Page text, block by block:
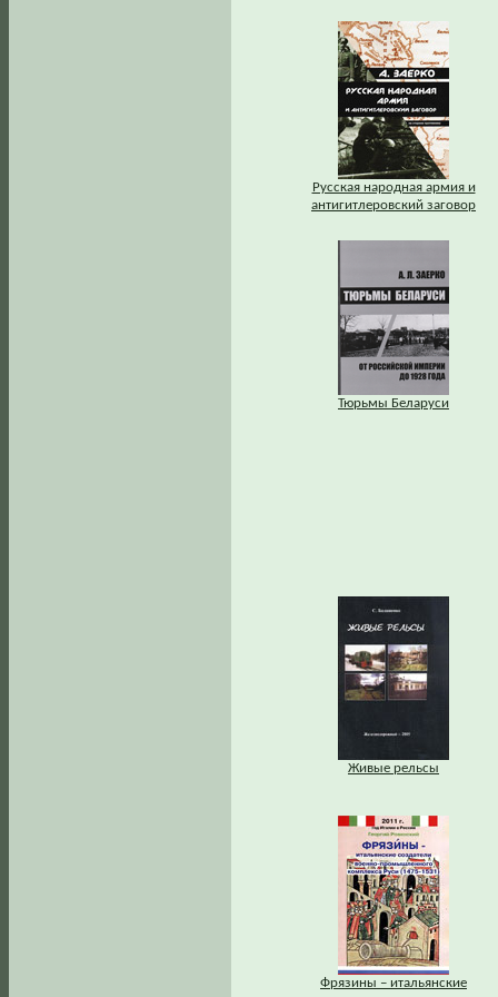
Русская народная армия и
антигитлеровский заговор
Тюрьмы Беларуси
Живые рельсы
Фрязины – итальянские